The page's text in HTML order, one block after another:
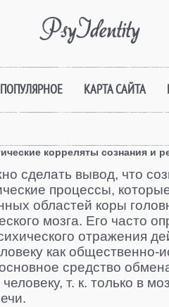
PsyIdentity
ПОПУЛЯРНОЕ КАРТА САЙТА
корреляты сознания и
сделать вывод, что
процессы,
областей коры
мозга. Его часто
отражения
как общественно-
средство
т. к. только в